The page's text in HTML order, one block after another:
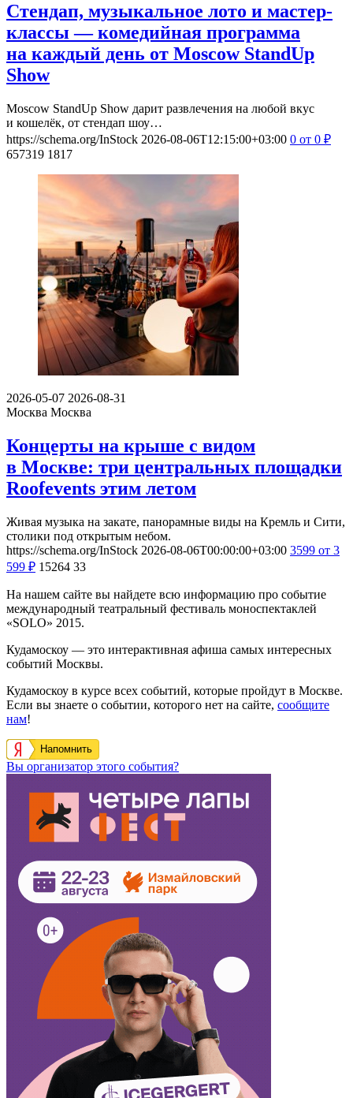
Стендап, музыкальное лото и мастер-
классы — комедийная программа
на каждый день от Moscow StandUp
Show
Moscow StandUp Show дарит развлечения на любой вкус
и кошелёк, от стендап шоу…
https://schema.org/InStock 2026-08-06T12:15:00+03:00 0 от 0 ₽
657319 1817
2026-05-07 2026-08-31
Москва Москва
Концерты на крыше с видом
в Москве: три центральных площадки
Roofevents этим летом
Живая музыка на закате, панорамные виды на Кремль и Сити,
столики под открытым небом.
https://schema.org/InStock 2026-08-06T00:00:00+03:00 3599 от 3
599 ₽ 15264 33
На нашем сайте вы найдете всю информацию про событие
международный театральный фестиваль моноспектаклей
«SOLO» 2015.
Кудамоскоу — это интерактивная афиша самых интересных
событий Москвы.
Кудамоскоу в курсе всех событий, которые пройдут в Москве.
Если вы знаете о событии, которого нет на сайте, сообщите
нам!
Напомнить
Вы организатор этого события?